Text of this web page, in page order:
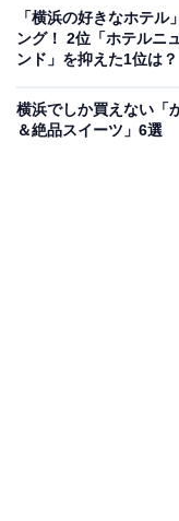
ビールをはじめ
が提供されます。
うち、 4つの醸造所
「横浜の好きなホテル
ング！ 2位「ホテルニ
ンド」を抑えた1位は？
横浜でしか買えない「
＆絶品スイーツ」6選